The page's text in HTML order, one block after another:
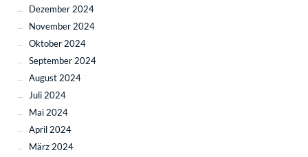
Dezember 2024
November 2024
Oktober 2024
September 2024
August 2024
Juli 2024
Mai 2024
April 2024
März 2024